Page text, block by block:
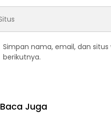
Simpan nama, email, dan
berikutnya.
Baca Juga